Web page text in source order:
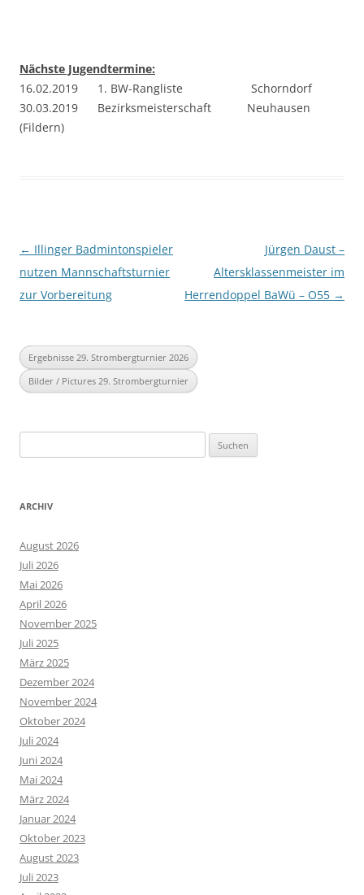
Nächste Jugendtermine:
16.02.2019 1. BW-Rangliste Schorndorf
30.03.2019 Bezirksmeisterschaft Neuhausen
(Fildern)
Beitragsnavigation
← Illinger Badmintonspieler
nutzen Mannschaftsturnier
zur Vorbereitung
Jürgen Daust –
Altersklassenmeister im
Herrendoppel BaWü – O55 →
Ergebnisse 29. Strombergturnier 2026
Bilder / Pictures 29. Strombergturnier
nach:
ARCHIV
August 2026
Juli 2026
Mai 2026
April 2026
November 2025
Juli 2025
März 2025
Dezember 2024
November 2024
Oktober 2024
Juli 2024
Juni 2024
Mai 2024
März 2024
Januar 2024
Oktober 2023
August 2023
Juli 2023